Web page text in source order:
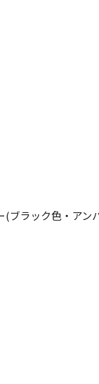
(ブラック色・アン